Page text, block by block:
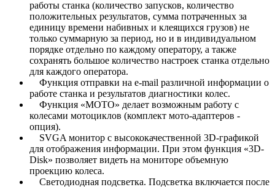
работы станка (количество запусков, количество
положительных результатов, сумма потраченных за
единицу времени набивных и клеящихся грузов) не
только суммарную за период, но и в индивидуальном
порядке отдельно по каждому оператору, а также
сохранять большое количество настроек станка отдельно
для каждого оператора.
Функция отправки на e-mail различной информации о
работе станка и результатов диагностики колес.
Функция «MOTO» делает возможным работу с
колесами мотоциклов (комплект мото-адаптеров -
опция).
SVGA монитор с высококачественной 3D-графикой
для отображения информации. При этом функция «3D-
Disk» позволяет видеть на мониторе объемную
проекцию колеса.
Светодиодная подсветка. Подсветка включается после